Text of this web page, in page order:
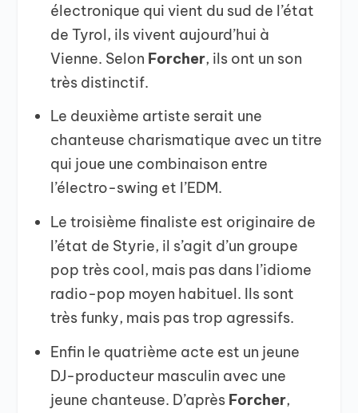
électronique qui vient du sud de l’état
de Tyrol, ils vivent aujourd’hui à
Vienne. Selon Forcher, ils ont un son
très distinctif.
Le deuxième artiste serait une
chanteuse charismatique avec un titre
qui joue une combinaison entre
l’électro-swing et l’EDM.
Le troisième finaliste est originaire de
l’état de Styrie, il s’agit d’un groupe
pop très cool, mais pas dans l’idiome
radio-pop moyen habituel. Ils sont
très funky, mais pas trop agressifs.
Enfin le quatrième acte est un jeune
DJ-producteur masculin avec une
jeune chanteuse. D’après Forcher,